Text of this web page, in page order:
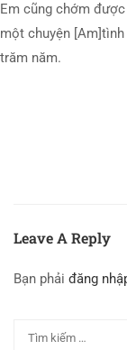
Em cũng chớm được
một chuyện [Am]tình
trăm năm.
Leave A Reply
Bạn phải đăng